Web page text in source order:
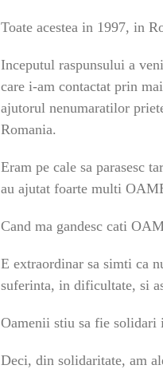
Toate acestea in 1997, in
Inceputul raspunsului a
care i-am contactat prin
ajutorul nenumaratilor
Romania.
Eram pe cale sa parasesc
au ajutat foarte multi
Cand ma gandesc cati
E extraordinar sa simti ca
suferinta, in dificultate, si
Oamenii stiu sa fie solidari
Deci, din solidaritate, am